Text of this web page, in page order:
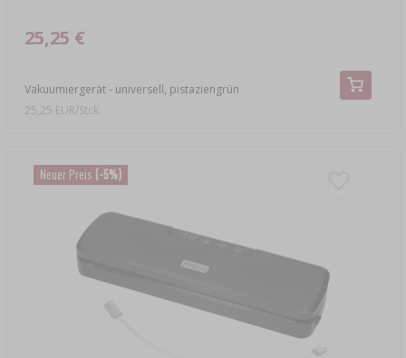
Vakuumiergerät - universell, pistaziengrün
25,25 €
25,25 EUR/Stck.
Neuer Preis (-5%)